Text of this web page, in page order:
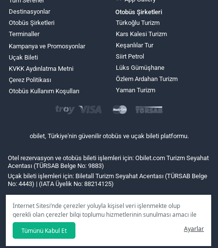
İnternet Sitesi’nde çerezler yoluyla kişisel veri işlenmekte olup
gerekli olan çerezler bilgi toplumu hizmetlerinin sunulması amacı ile
kullanılmaktadır. Tercihleriniz doğrultusunda size özel
kişiselleştirilmiş çerezleri ve özel kampanyaları
seçeneğine
tıklamanız halinde kullanımınıza sunamayacağız.
Tümünü Kabul Et Ayarlar
Destinasyonlar
Otobüs Şirketleri
Terminaller
Kampanya ve Promosyonlar
Uçak Bileti
KVKK Aydınlatma Metni
Çerez Politikası
Otobüs Kullanım Koşulları
Otobüs Şirketleri
Türkoğlu Turizm
Kars Kalesi Turizm
Keşanlılar Tur
Siirt Petrol
Lüks Gümüşhane
Özlem Ardahan Turizm
Yaman Turizm
obilet, Türkiye'nin güvenilir otobüs ve uçak bileti platformu.
Otel rezervasyon ve otobüs bileti işlemleri için: Obilet.com Turizm Seyahat
Acentası (TÜRSAB Belge No: 9883)
Uçak bileti işlemleri için: Biletall Turizm Seyahat Acentası (TÜRSAB Belge
No: 4443) | (IATA Üyelik No: 88214125)